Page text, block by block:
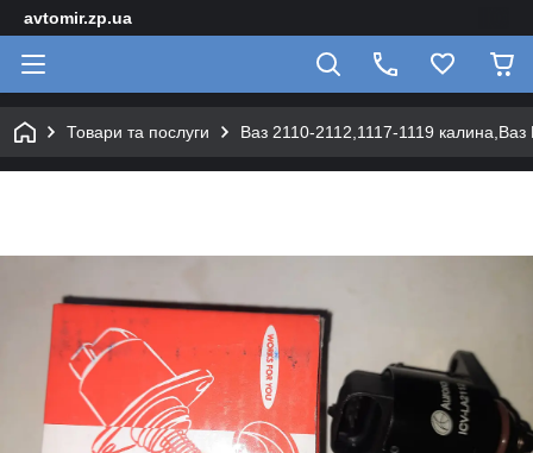
avtomir.zp.ua
Товари та послуги Ваз 2110-2112,1117-1119